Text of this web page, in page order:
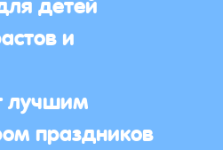
и
лучшим
праздников